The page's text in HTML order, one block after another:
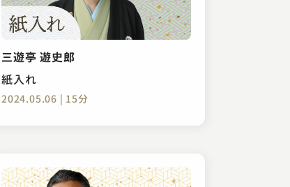
三遊亭 遊史郎
紙入れ
2024.05.06 | 15分